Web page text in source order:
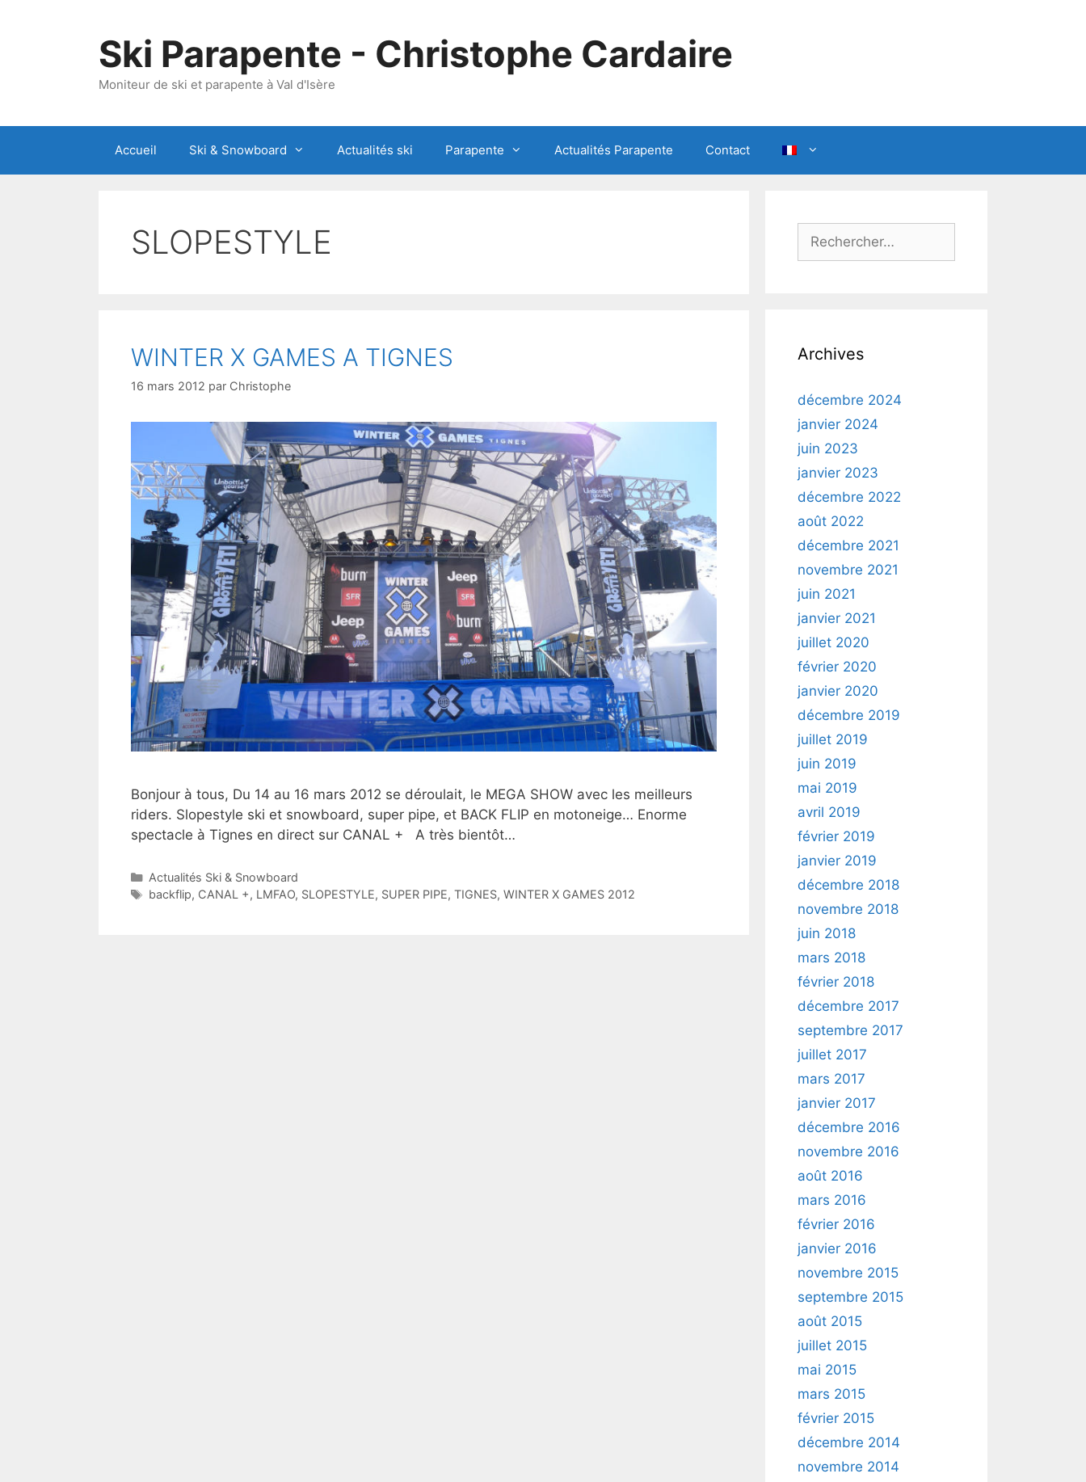
Ski Parapente - Christophe Cardaire
Moniteur de ski et parapente à Val d'Isère
Accueil Ski & Snowboard Actualités ski Parapente Actualités Parapente Contact
SLOPESTYLE
WINTER X GAMES A TIGNES
16 mars 2012 par Christophe
Bonjour à tous, Du 14 au 16 mars 2012 se déroulait, le MEGA SHOW avec les meilleurs
riders. Slopestyle ski et snowboard, super pipe, et BACK FLIP en motoneige… Enorme
spectacle à Tignes en direct sur CANAL + A très bientôt…
Catégories
Actualités Ski & Snowboard
Étiquettes
backflip, CANAL +, LMFAO, SLOPESTYLE, SUPER PIPE, TIGNES, WINTER X GAMES 2012
Rechercher :
Archives
décembre 2024
janvier 2024
juin 2023
janvier 2023
décembre 2022
août 2022
décembre 2021
novembre 2021
juin 2021
janvier 2021
juillet 2020
février 2020
janvier 2020
décembre 2019
juillet 2019
juin 2019
mai 2019
avril 2019
février 2019
janvier 2019
décembre 2018
novembre 2018
juin 2018
mars 2018
février 2018
décembre 2017
septembre 2017
juillet 2017
mars 2017
janvier 2017
décembre 2016
novembre 2016
août 2016
mars 2016
février 2016
janvier 2016
novembre 2015
septembre 2015
août 2015
juillet 2015
mai 2015
mars 2015
février 2015
décembre 2014
novembre 2014